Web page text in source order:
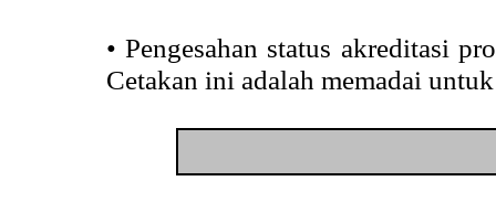
• Pengesahan status akreditasi
Cetakan ini adalah memadai